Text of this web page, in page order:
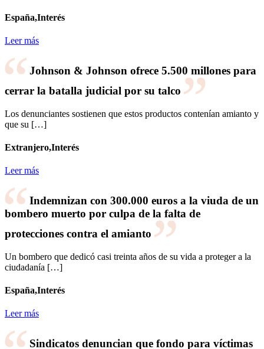
España,Interés
Leer más
Johnson & Johnson ofrece 5.500 millones para
cerrar la batalla judicial por su talco
Los denunciantes sostienen que estos productos contenían amianto y
que su […]
Extranjero,Interés
Leer más
Indemnizan con 300.000 euros a la viuda de un
bombero muerto por culpa de la falta de
protecciones contra el amianto
Un bombero que dedicó casi treinta años de su vida a proteger a la
ciudadanía […]
España,Interés
Leer más
Sindicatos denuncian que fondo para víctimas